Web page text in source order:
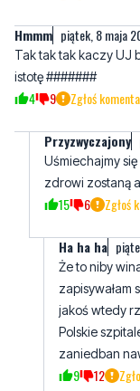
4 9 Zgłoś
Przyzwyczajony
Uśmiechajmy
15 6 Zgłoś
Ha ha ha
Że to niby
jakoś wtedy
Polskie
zaniedban
9 12
Michał_PIS
Brednie to